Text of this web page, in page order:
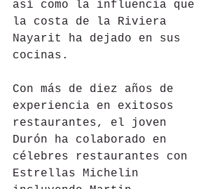
así como la influencia que
la costa de la Riviera
Nayarit ha dejado en sus
cocinas.
Con más de diez años de
experiencia en exitosos
restaurantes, el joven
Durón ha colaborado en
célebres restaurantes con
Estrellas Michelin